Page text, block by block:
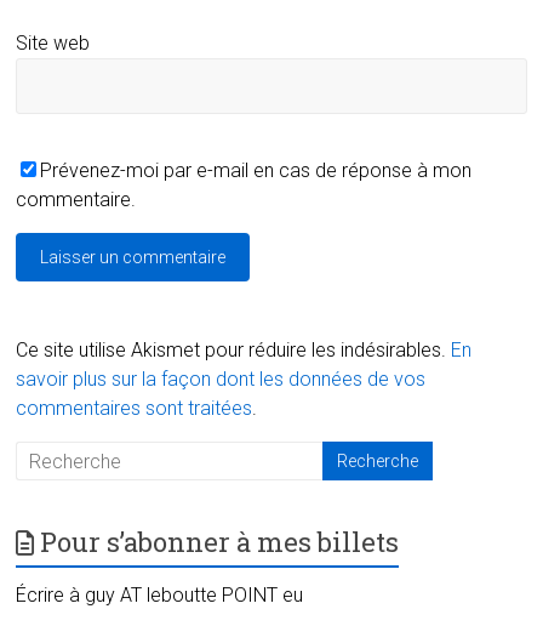
Site web
Prévenez-moi par e-mail en cas de réponse à mon
commentaire.
Ce site utilise Akismet pour réduire les indésirables. En
savoir plus sur la façon dont les données de vos
commentaires sont traitées.
Pour s’abonner à mes billets
Écrire à guy AT leboutte POINT eu